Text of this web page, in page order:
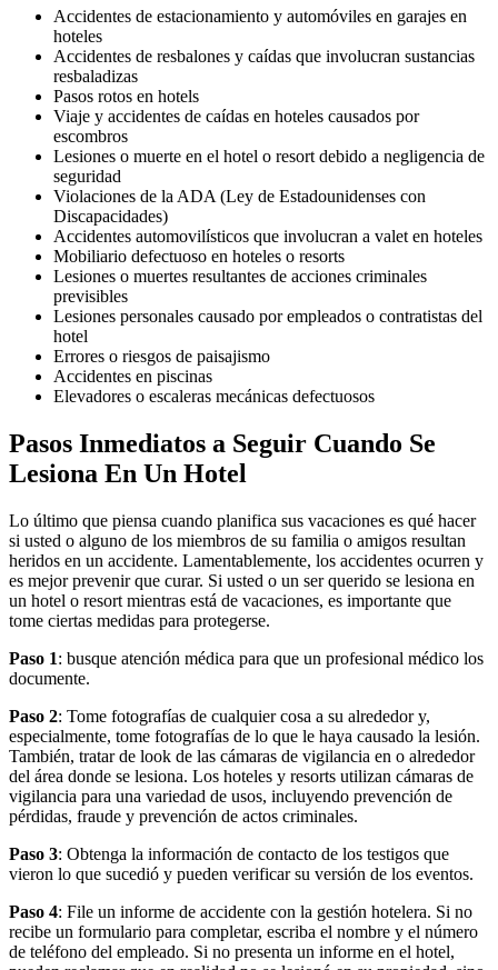
Accidentes de estacionamiento y automóviles en garajes en
hoteles
Accidentes de resbalones y caídas que involucran sustancias
resbaladizas
Pasos rotos en hotels
Viaje y accidentes de caídas en hoteles causados por
escombros
Lesiones o muerte en el hotel o resort debido a negligencia de
seguridad
Violaciones de la ADA (Ley de Estadounidenses con
Discapacidades)
Accidentes automovilísticos que involucran a valet en hoteles
Mobiliario defectuoso en hoteles o resorts
Lesiones o muertes resultantes de acciones criminales
previsibles
Lesiones personales causado por empleados o contratistas del
hotel
Errores o riesgos de paisajismo
Accidentes en piscinas
Elevadores o escaleras mecánicas defectuosos
Pasos Inmediatos a Seguir Cuando Se
Lesiona En Un Hotel
Lo último que piensa cuando planifica sus vacaciones es qué hacer
si usted o alguno de los miembros de su familia o amigos resultan
heridos en un accidente. Lamentablemente, los accidentes ocurren y
es mejor prevenir que curar. Si usted o un ser querido se lesiona en
un hotel o resort mientras está de vacaciones, es importante que
tome ciertas medidas para protegerse.
Paso 1: busque atención médica para que un profesional médico los
documente.
Paso 2: Tome fotografías de cualquier cosa a su alrededor y,
especialmente, tome fotografías de lo que le haya causado la lesión.
También, tratar de look de las cámaras de vigilancia en o alrededor
del área donde se lesiona. Los hoteles y resorts utilizan cámaras de
vigilancia para una variedad de usos, incluyendo prevención de
pérdidas, fraude y prevención de actos criminales.
Paso 3: Obtenga la información de contacto de los testigos que
vieron lo que sucedió y pueden verificar su versión de los eventos.
Paso 4: File un informe de accidente con la gestión hotelera. Si no
recibe un formulario para completar, escriba el nombre y el número
de teléfono del empleado. Si no presenta un informe en el hotel,